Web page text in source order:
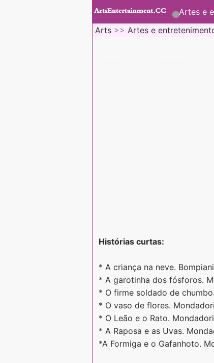
Artes e
Arts >> Artes e
Histórias curtas:
* A criança na neve.
* A garotinha dos fósforos.
* O firme soldado de
* O vaso de flores.
* O Leão e o Rato.
* A Raposa e as Uvas.
*A Formiga e o Gafanhoto.